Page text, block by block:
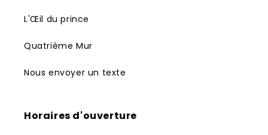
L'Œil du prince
Quatrième Mur
Nous envoyer un texte
Horaires d'ouverture